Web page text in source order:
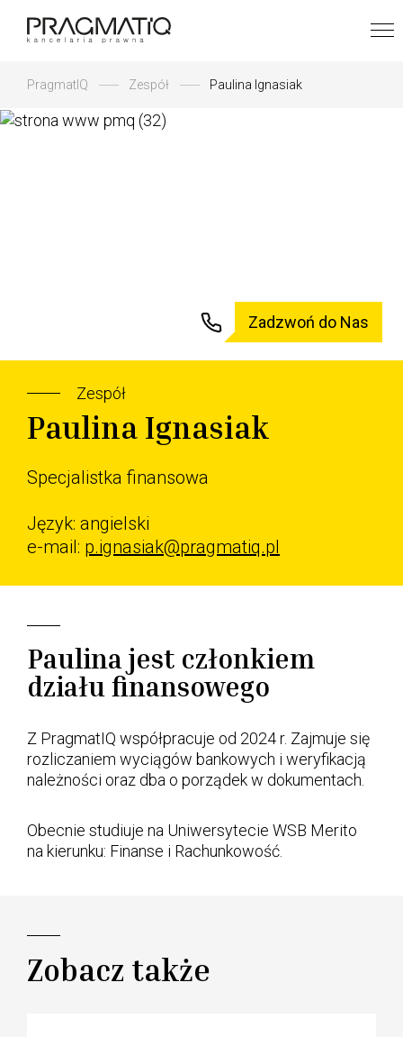
PragmatIQ Zespół Paulina Ignasiak
Zespół
Paulina Ignasiak
Specjalistka finansowa
Język: angielski
e-mail: p.ignasiak@pragmatiq.pl
Zadzwoń do Nas
Paulina jest członkiem
działu finansowego
Z PragmatIQ współpracuje od 2024 r. Zajmuje się
rozliczaniem wyciągów bankowych i weryfikacją
należności oraz dba o porządek w dokumentach.
Obecnie studiuje na Uniwersytecie WSB Merito
na kierunku: Finanse i Rachunkowość.
Zobacz także